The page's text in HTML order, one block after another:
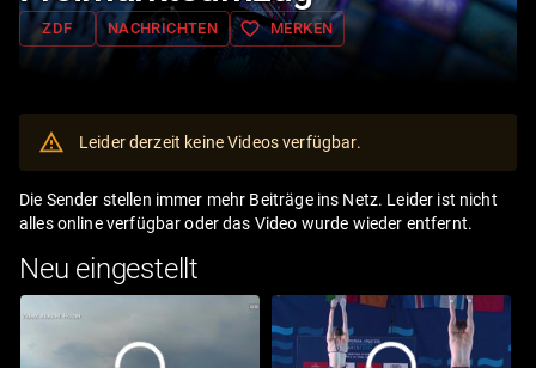
ZDF NACHRICHTEN favorite_border MERKEN
Leider derzeit keine Videos verfügbar.
Die Sender stellen immer mehr Beiträge ins Netz. Leider ist nicht
alles online verfügbar oder das Video wurde wieder entfernt.
Neu eingestellt